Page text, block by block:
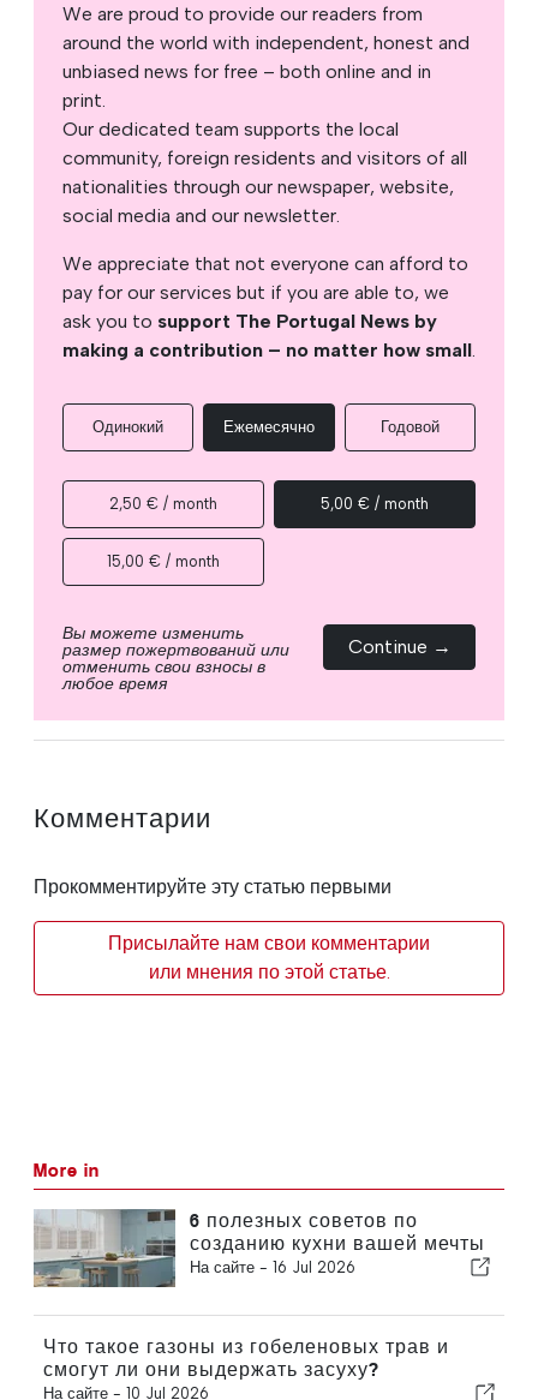
We are proud to provide our readers from
around the world with independent, honest and
unbiased news for free – both online and in
print.
Our dedicated team supports the local
community, foreign residents and visitors of all
nationalities through our newspaper, website,
social media and our newsletter.
We appreciate that not everyone can afford to
pay for our services but if you are able to, we
ask you to support The Portugal News by
making a contribution – no matter how small.
Одинокий Ежемесячно Годовой
2,50 € / month 5,00 € / month
15,00 € / month
Вы можете изменить
размер пожертвований или
отменить свои взносы в
любое время
Continue →
Комментарии
Прокомментируйте эту статью первыми
Присылайте нам свои комментарии
или мнения по этой статье.
More in
6 полезных советов по
созданию кухни вашей мечты
На сайте - 16 Jul 2026
Что такое газоны из гобеленовых трав и
смогут ли они выдержать засуху?
На сайте - 10 Jul 2026